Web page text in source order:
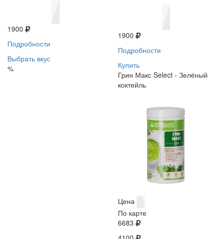
1900
Подробности
Выбрать вкус
%
1900
Подробности
Купить
Грин Макс Select - Зелёный
коктейль
Цена
По карте
6683